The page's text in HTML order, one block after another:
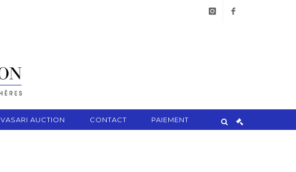
VASARI AUCTION CONTACT PAIEMENT